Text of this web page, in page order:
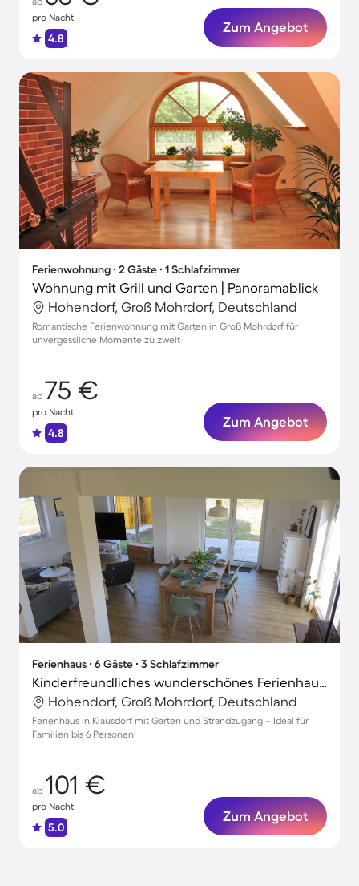
pro Nacht
4.8
Zum Angebot
Ferienwohnung ∙ 2 Gäste ∙ 1 Schlafzimmer
Wohnung mit Grill und Garten | Panoramablick
Hohendorf, Groß Mohrdorf, Deutschland
Romantische Ferienwohnung mit Garten in Groß Mohrdorf für
unvergessliche Momente zu zweit
ab 75 €
pro Nacht
4.8
Zum Angebot
Ferienhaus ∙ 6 Gäste ∙ 3 Schlafzimmer
Kinderfreundliches wunderschönes Ferienhaus mit Grill, Terrasse und Garten
Hohendorf, Groß Mohrdorf, Deutschland
Ferienhaus in Klausdorf mit Garten und Strandzugang – Ideal für
Familien bis 6 Personen
ab 101 €
pro Nacht
5.0
Zum Angebot